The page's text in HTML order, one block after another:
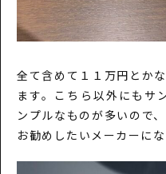
全て含めて１１万円とか
ます。こちら以外にもサ
ンプルなものが多いので
お勧めしたいメーカーにな